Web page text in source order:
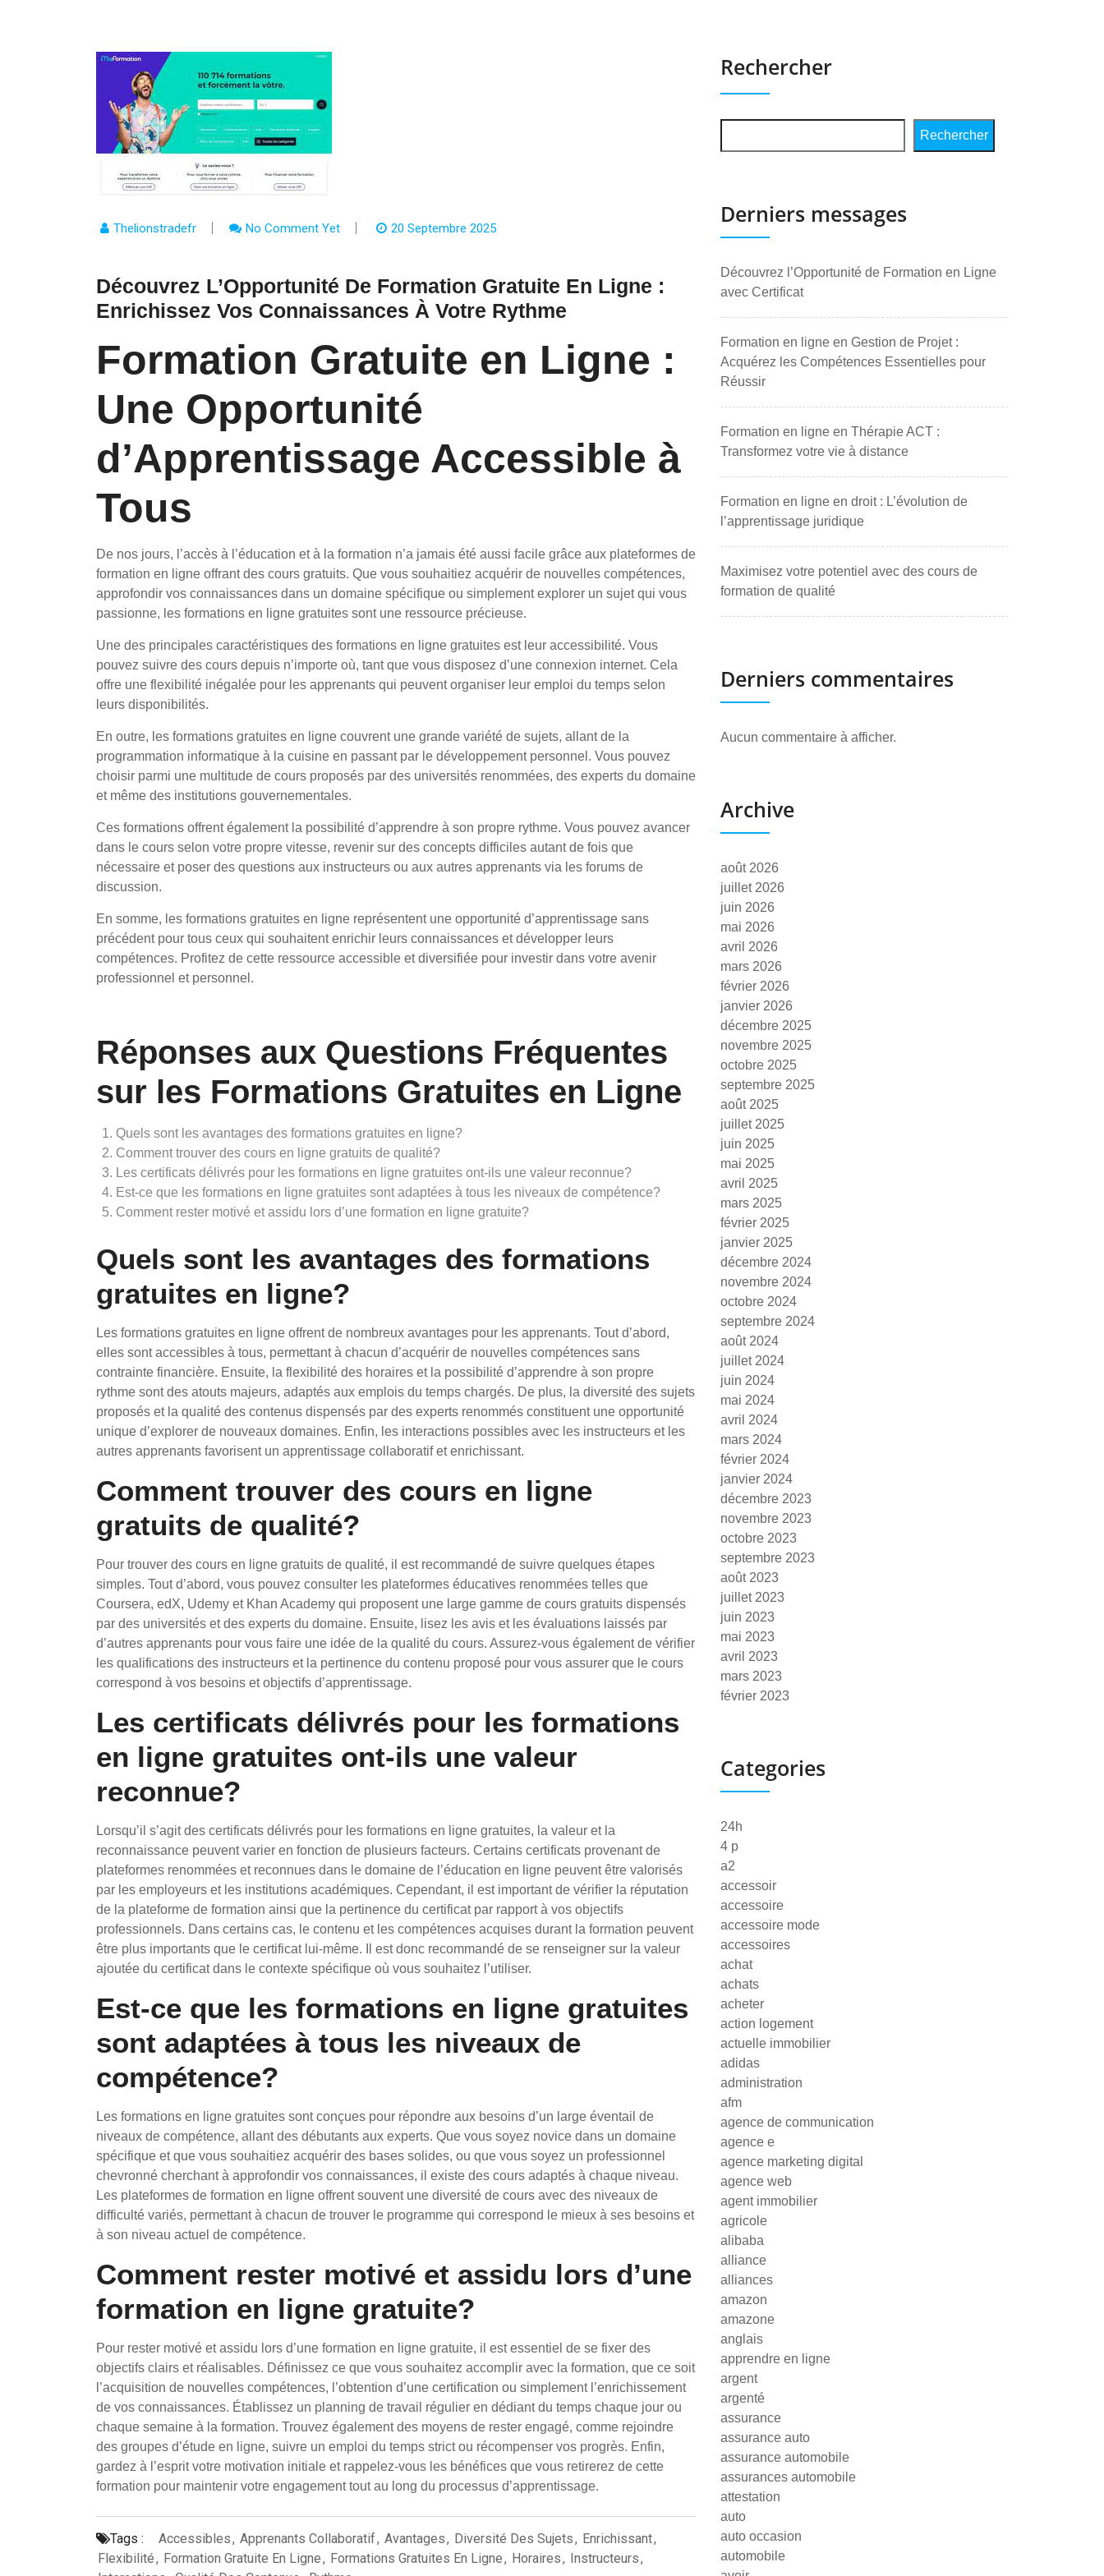
Thelionstradefr No Comment Yet 20 Septembre 2025
Découvrez L’Opportunité De Formation Gratuite En Ligne :
Enrichissez Vos Connaissances À Votre Rythme
Formation Gratuite en Ligne :
Une Opportunité
d’Apprentissage Accessible à
Tous
De nos jours, l’accès à l’éducation et à la formation n’a jamais été aussi facile grâce aux plateformes de
formation en ligne offrant des cours gratuits. Que vous souhaitiez acquérir de nouvelles compétences,
approfondir vos connaissances dans un domaine spécifique ou simplement explorer un sujet qui vous
passionne, les formations en ligne gratuites sont une ressource précieuse.
Une des principales caractéristiques des formations en ligne gratuites est leur accessibilité. Vous
pouvez suivre des cours depuis n’importe où, tant que vous disposez d’une connexion internet. Cela
offre une flexibilité inégalée pour les apprenants qui peuvent organiser leur emploi du temps selon
leurs disponibilités.
En outre, les formations gratuites en ligne couvrent une grande variété de sujets, allant de la
programmation informatique à la cuisine en passant par le développement personnel. Vous pouvez
choisir parmi une multitude de cours proposés par des universités renommées, des experts du domaine
et même des institutions gouvernementales.
Ces formations offrent également la possibilité d’apprendre à son propre rythme. Vous pouvez avancer
dans le cours selon votre propre vitesse, revenir sur des concepts difficiles autant de fois que
nécessaire et poser des questions aux instructeurs ou aux autres apprenants via les forums de
discussion.
En somme, les formations gratuites en ligne représentent une opportunité d’apprentissage sans
précédent pour tous ceux qui souhaitent enrichir leurs connaissances et développer leurs
compétences. Profitez de cette ressource accessible et diversifiée pour investir dans votre avenir
professionnel et personnel.
Réponses aux Questions Fréquentes
sur les Formations Gratuites en Ligne
Quels sont les avantages des formations gratuites en ligne?
Comment trouver des cours en ligne gratuits de qualité?
Les certificats délivrés pour les formations en ligne gratuites ont-ils une valeur reconnue?
Est-ce que les formations en ligne gratuites sont adaptées à tous les niveaux de compétence?
Comment rester motivé et assidu lors d’une formation en ligne gratuite?
Quels sont les avantages des formations
gratuites en ligne?
Les formations gratuites en ligne offrent de nombreux avantages pour les apprenants. Tout d’abord,
elles sont accessibles à tous, permettant à chacun d’acquérir de nouvelles compétences sans
contrainte financière. Ensuite, la flexibilité des horaires et la possibilité d’apprendre à son propre
rythme sont des atouts majeurs, adaptés aux emplois du temps chargés. De plus, la diversité des sujets
proposés et la qualité des contenus dispensés par des experts renommés constituent une opportunité
unique d’explorer de nouveaux domaines. Enfin, les interactions possibles avec les instructeurs et les
autres apprenants favorisent un apprentissage collaboratif et enrichissant.
Comment trouver des cours en ligne
gratuits de qualité?
Pour trouver des cours en ligne gratuits de qualité, il est recommandé de suivre quelques étapes
simples. Tout d’abord, vous pouvez consulter les plateformes éducatives renommées telles que
Coursera, edX, Udemy et Khan Academy qui proposent une large gamme de cours gratuits dispensés
par des universités et des experts du domaine. Ensuite, lisez les avis et les évaluations laissés par
d’autres apprenants pour vous faire une idée de la qualité du cours. Assurez-vous également de vérifier
les qualifications des instructeurs et la pertinence du contenu proposé pour vous assurer que le cours
correspond à vos besoins et objectifs d’apprentissage.
Les certificats délivrés pour les formations
en ligne gratuites ont-ils une valeur
reconnue?
Lorsqu’il s’agit des certificats délivrés pour les formations en ligne gratuites, la valeur et la
reconnaissance peuvent varier en fonction de plusieurs facteurs. Certains certificats provenant de
plateformes renommées et reconnues dans le domaine de l’éducation en ligne peuvent être valorisés
par les employeurs et les institutions académiques. Cependant, il est important de vérifier la réputation
de la plateforme de formation ainsi que la pertinence du certificat par rapport à vos objectifs
professionnels. Dans certains cas, le contenu et les compétences acquises durant la formation peuvent
être plus importants que le certificat lui-même. Il est donc recommandé de se renseigner sur la valeur
ajoutée du certificat dans le contexte spécifique où vous souhaitez l’utiliser.
Est-ce que les formations en ligne gratuites
sont adaptées à tous les niveaux de
compétence?
Les formations en ligne gratuites sont conçues pour répondre aux besoins d’un large éventail de
niveaux de compétence, allant des débutants aux experts. Que vous soyez novice dans un domaine
spécifique et que vous souhaitiez acquérir des bases solides, ou que vous soyez un professionnel
chevronné cherchant à approfondir vos connaissances, il existe des cours adaptés à chaque niveau.
Les plateformes de formation en ligne offrent souvent une diversité de cours avec des niveaux de
difficulté variés, permettant à chacun de trouver le programme qui correspond le mieux à ses besoins et
à son niveau actuel de compétence.
Comment rester motivé et assidu lors d’une
formation en ligne gratuite?
Pour rester motivé et assidu lors d’une formation en ligne gratuite, il est essentiel de se fixer des
objectifs clairs et réalisables. Définissez ce que vous souhaitez accomplir avec la formation, que ce soit
l’acquisition de nouvelles compétences, l’obtention d’une certification ou simplement l’enrichissement
de vos connaissances. Établissez un planning de travail régulier en dédiant du temps chaque jour ou
chaque semaine à la formation. Trouvez également des moyens de rester engagé, comme rejoindre
des groupes d’étude en ligne, suivre un emploi du temps strict ou récompenser vos progrès. Enfin,
gardez à l’esprit votre motivation initiale et rappelez-vous les bénéfices que vous retirerez de cette
formation pour maintenir votre engagement tout au long du processus d’apprentissage.
Tags : Accessibles, Apprenants Collaboratif, Avantages, Diversité Des Sujets, Enrichissant,
Flexibilité, Formation Gratuite En Ligne, Formations Gratuites En Ligne, Horaires, Instructeurs,
Rechercher
Rechercher
Derniers messages
Découvrez l’Opportunité de Formation en Ligne
avec Certificat
Formation en ligne en Gestion de Projet :
Acquérez les Compétences Essentielles pour
Réussir
Formation en ligne en Thérapie ACT :
Transformez votre vie à distance
Formation en ligne en droit : L’évolution de
l’apprentissage juridique
Maximisez votre potentiel avec des cours de
formation de qualité
Derniers commentaires
Aucun commentaire à afficher.
Archive
août 2026
juillet 2026
juin 2026
mai 2026
avril 2026
mars 2026
février 2026
janvier 2026
décembre 2025
novembre 2025
octobre 2025
septembre 2025
août 2025
juillet 2025
juin 2025
mai 2025
avril 2025
mars 2025
février 2025
janvier 2025
décembre 2024
novembre 2024
octobre 2024
septembre 2024
août 2024
juillet 2024
juin 2024
mai 2024
avril 2024
mars 2024
février 2024
janvier 2024
décembre 2023
novembre 2023
octobre 2023
septembre 2023
août 2023
juillet 2023
juin 2023
mai 2023
avril 2023
mars 2023
février 2023
Categories
24h
4 p
a2
accessoir
accessoire
accessoire mode
accessoires
achat
achats
acheter
action logement
actuelle immobilier
adidas
administration
afm
agence de communication
agence e
agence marketing digital
agence web
agent immobilier
agricole
alibaba
alliance
alliances
amazon
amazone
anglais
apprendre en ligne
argent
argenté
assurance
assurance auto
assurance automobile
assurances automobile
attestation
auto
auto occasion
automobile